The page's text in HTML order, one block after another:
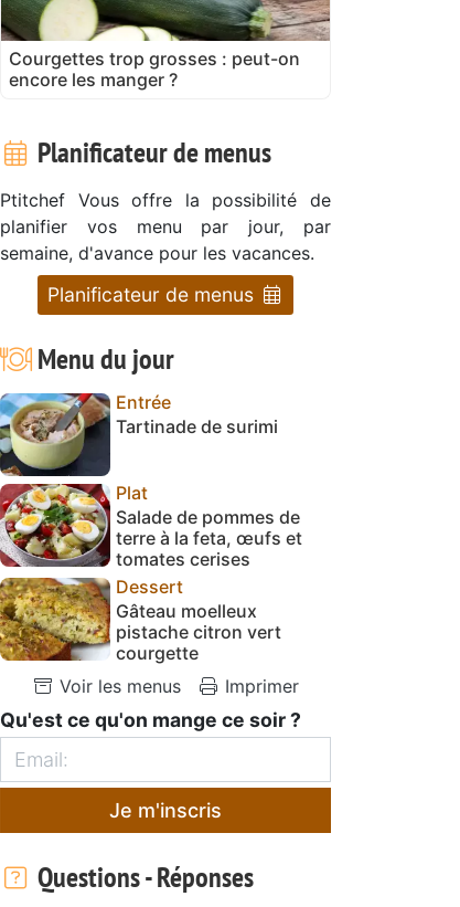
Courgettes trop grosses : peut-on
encore les manger ?
Planificateur de menus
Ptitchef Vous offre la possibilité de
planifier vos menu par jour, par
semaine, d'avance pour les vacances.
Planificateur de menus
Menu du jour
Entrée
Tartinade de surimi
Plat
Salade de pommes de
terre à la feta, œufs et
tomates cerises
Dessert
Gâteau moelleux
pistache citron vert
courgette
Voir les menus
Imprimer
Qu'est ce qu'on mange ce soir ?
Je m'inscris
Questions - Réponses